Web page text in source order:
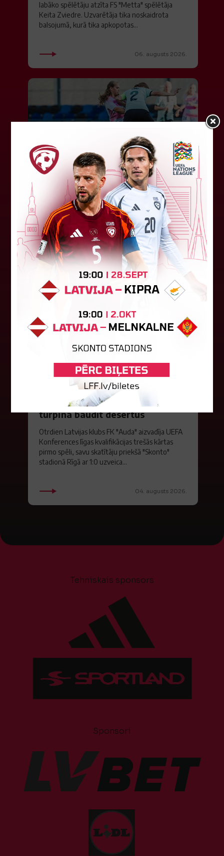
labāko spēlētāju atzīta FS "Metta" spēlētāja
Keita Zviedre. Uzvarētāja tika noskaidrota
balsojumā, kurā tika apkopotas...
06. augusts 2026.
"Riga FC Women" liek kārtīgi
pasvīst dānietēm
Latvijas čempions sieviešu futbolā "Riga FC
Women" trešdien aizvadīja UEFA Čempionu līgas
kvalifikācijas otrās kārtas pusfināla spēli Dānijā
pret "HB Køge". Cīņā pret...
05. augusts 2026.
FK "Auda" pie eirokausu galda
turpina baudīt desertus
Otrdien Latvijas klubs FK "Auda" aizvadīja UEFA
Konferences līgas kvalifikācijas trešās kārtas
pirmo spēli, savu skatītāju priekšā "Skonto"
stadionā Rīgā ar 1:0 uzveica...
04. augusts 2026.
Tehniskais sponsors
Sponsori